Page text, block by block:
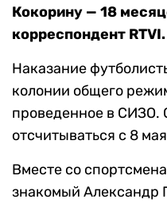
Кокорину — 18
корреспондент RTVI.
Наказание
колонии общего
проведенное в СИЗО.
отсчитываться с 8
Вместе со
знакомый Александр